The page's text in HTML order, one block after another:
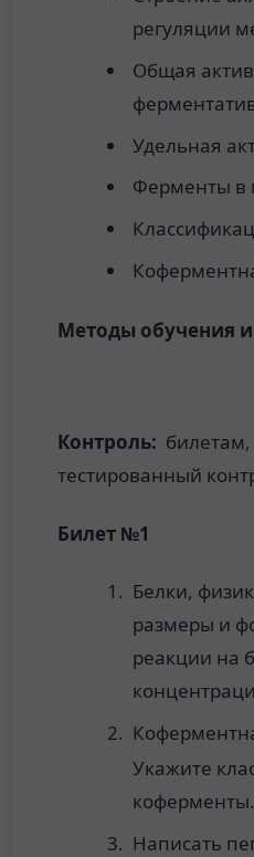
регуляции
Общая
Удельная
Ферменты в
Методы обучения
Контроль:
тестированный
Билет №1
Белки,
размеры и
реакции на
Укажите
коферменты.
Написать